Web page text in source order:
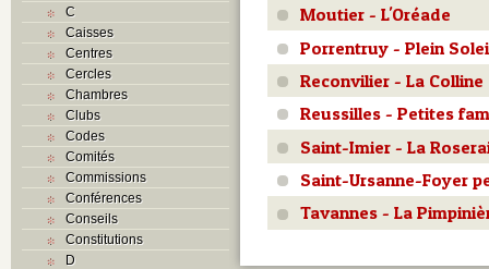
C
Caisses
Centres
Cercles
Chambres
Clubs
Codes
Comités
Commissions
Conférences
Conseils
Constitutions
D
Moutier - L'Oréade
Porrentruy - Plein
Reconvilier - La Colline
Reussilles - Petites
Saint-Imier - La
Saint-Ursanne-Foyer
Tavannes - La